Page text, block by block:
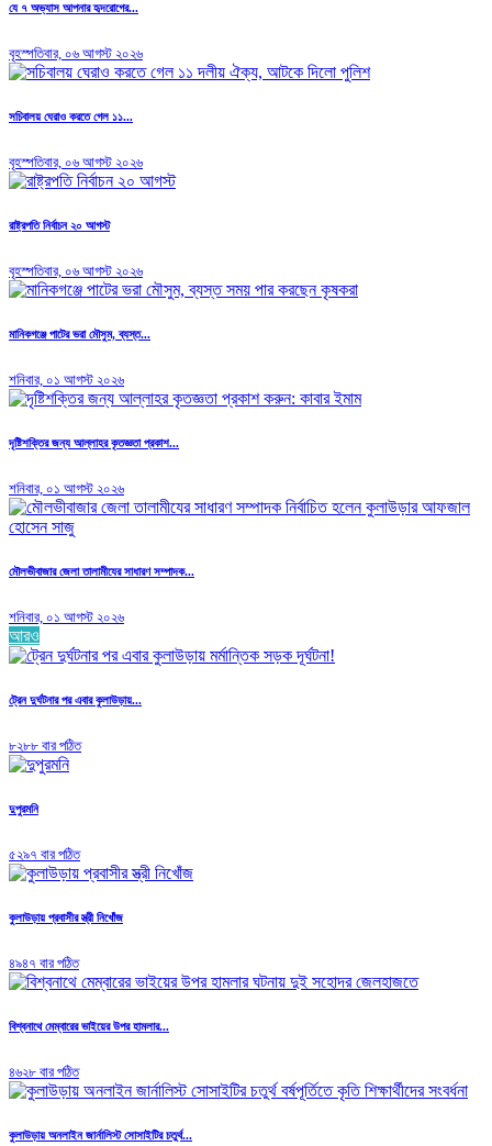
যে ৭ অভ্যাস আপনার হৃদরোগের...
বৃহস্পতিবার, ০৬ আগস্ট ২০২৬
সচিবালয় ঘেরাও করতে গেল ১১...
বৃহস্পতিবার, ০৬ আগস্ট ২০২৬
রাষ্ট্রপতি নির্বাচন ২০ আগস্ট
বৃহস্পতিবার, ০৬ আগস্ট ২০২৬
মানিকগঞ্জে পাটের ভরা মৌসুম, ব্যস্ত...
শনিবার, ০১ আগস্ট ২০২৬
দৃষ্টিশক্তির জন্য আল্লাহর কৃতজ্ঞতা প্রকাশ...
শনিবার, ০১ আগস্ট ২০২৬
মৌলভীবাজার জেলা তালামীযের সাধারণ সম্পাদক...
শনিবার, ০১ আগস্ট ২০২৬
আরও
ট্রেন দুর্ঘটনার পর এবার কুলাউড়ায়...
৮২৮৮ বার পঠিত
দুপুরমনি
৫২৯৭ বার পঠিত
কুলাউড়ায় প্রবাসীর স্ত্রী নিখোঁজ
৪৯৪৭ বার পঠিত
বিশ্বনাথে মেম্বারের ভাইয়ের উপর হামলার...
৪৬২৮ বার পঠিত
কুলাউড়ায় অনলাইন জার্নালিস্ট সোসাইটির চতুর্থ...